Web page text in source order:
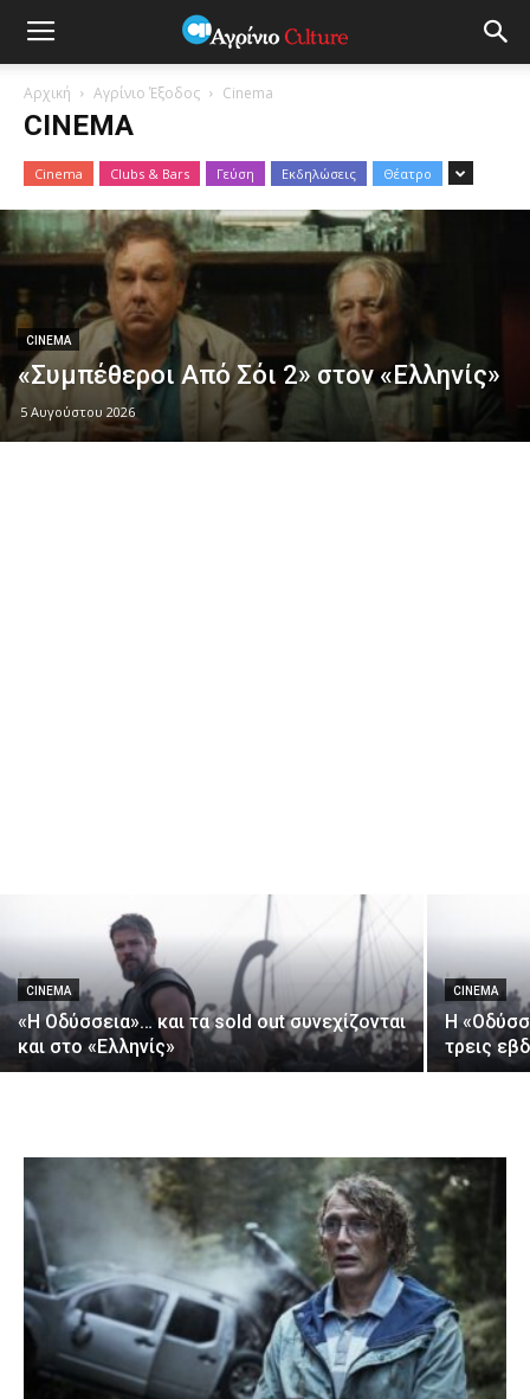
Αρχική Αγρίνιο Έξοδος Cinema
CINEMA
Cinema Clubs & Bars Γεύση Εκδηλώσεις Θέατρο
CINEMA
«Συμπέθεροι Από Σόι 2» στον «Ελληνίς»
5 Αυγούστου 2026
CINEMA
«Η Οδύσσεια»… και τα sold out συνεχίζονται
και στο «Ελληνίς»
CINEMA
Η
τρεις